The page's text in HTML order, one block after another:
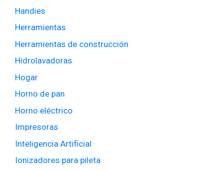
Handies
Herramientas
Herramientas de construcción
Hidrolavadoras
Hogar
Horno de pan
Horno eléctrico
Impresoras
Inteligencia Artificial
Ionizadores para pileta